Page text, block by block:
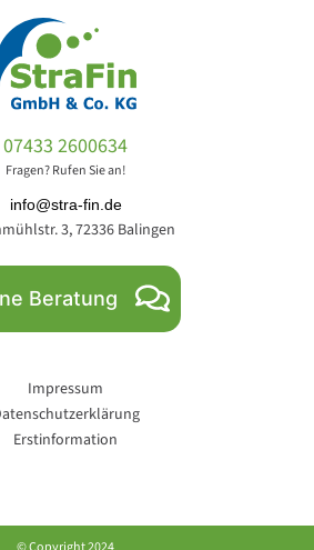
07433 2600634
Fragen? Rufen Sie an!
info@stra-fin.de
3, 72336 Balingen
Beratung
Impressum
Erstinformation